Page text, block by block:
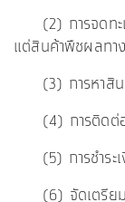
(2) การจดทะเ
แต่สินค้าพืชผลทา
(3) การหาสินค้
(4) การติดต่อ
(5) การชำระเ
(6) จัดเตรียมเ